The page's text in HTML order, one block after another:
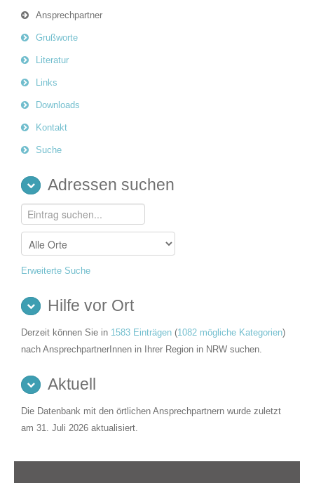
Ansprechpartner
Grußworte
Literatur
Links
Downloads
Kontakt
Suche
Adressen suchen
Erweiterte Suche
Hilfe vor Ort
Derzeit können Sie in 1583 Einträgen (1082 mögliche Kategorien)
nach AnsprechpartnerInnen in Ihrer Region in NRW suchen.
Aktuell
Die Datenbank mit den örtlichen Ansprechpartnern wurde zuletzt
am 31. Juli 2026 aktualisiert.